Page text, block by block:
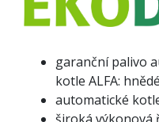
garanční palivo
kotle ALFA:
automatické